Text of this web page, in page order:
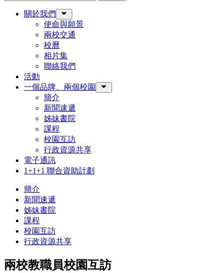
關於我們
使命與願景
兩校交通
校曆
相片集
聯絡我們
活動
一個品牌、兩個校園
簡介
新聞速遞
姊妹書院
課程
校園互訪
行政資源共享
電子通訊
1+1+1 聯合資助計劃
簡介
新聞速遞
姊妹書院
課程
校園互訪
行政資源共享
兩校教職員校園互訪